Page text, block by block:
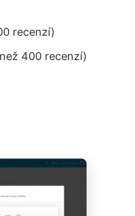
recenzí)
400 recenzí)